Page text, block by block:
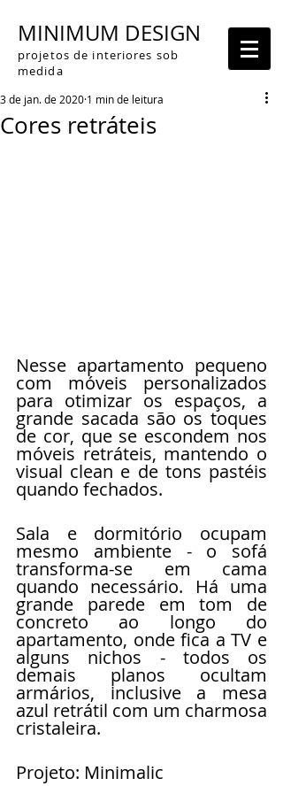
MINIMUM DESIGN
projetos de interiores sob
medida
Cores retráteis
3 de jan. de 2020 1 min de leitura
Nesse apartamento pequeno
com móveis personalizados
para otimizar os espaços, a
grande sacada são os toques
de cor, que se escondem nos
móveis retráteis, mantendo o
visual clean e de tons pastéis
quando fechados.
Sala e dormitório ocupam
mesmo ambiente - o sofá
transforma-se em cama
quando necessário. Há uma
grande parede em tom de
concreto ao longo do
apartamento, onde fica a TV e
alguns nichos - todos os
demais planos ocultam
armários, inclusive a mesa
azul retrátil com um charmosa
cristaleira.
Projeto: Minimalic